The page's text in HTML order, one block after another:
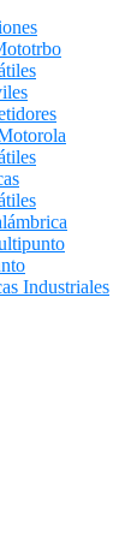
Industriales